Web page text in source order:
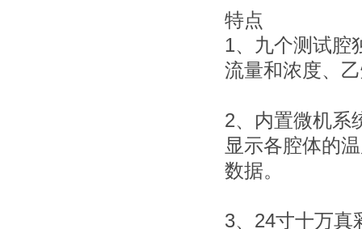
特点
1、九个测试腔
流量和浓度、
2、内置微机系
显示各腔体的
数据。
3、24寸十万真